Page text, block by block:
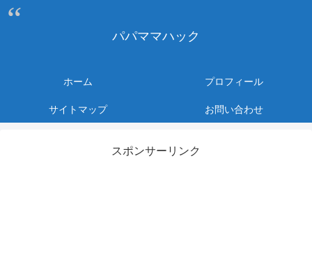
パパママハック
ホーム
プロフィール
サイトマップ
お問い合わせ
スポンサーリンク